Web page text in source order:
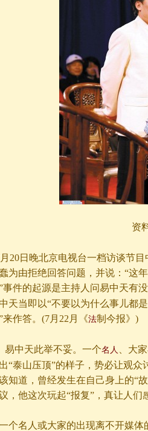
资
20日晚北京电视台一档访谈节
为由拒绝回答问题，并说：“这
事件的起源是主持人问易中天有
天当即以“不要以为什么事儿都
来作答。(7月22月《法制今报》)
易中天此举不妥。一个名人
、大
“泰山压顶”的样子，势必让观
知道，曾经发生在自己身上的“
，他这次玩起“报复”，真让人们
个名人或大家的出现离不开媒体